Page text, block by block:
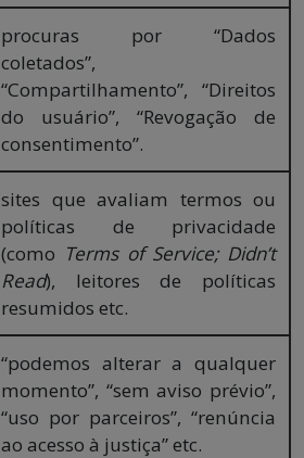
procuras por “Dados
coletados”,
“Compartilhamento”, “Direitos
do usuário”, “Revogação de
consentimento”.
sites que avaliam termos ou
políticas de privacidade
(como Terms of Service; Didn’t
Read), leitores de políticas
resumidos etc.
“podemos alterar a qualquer
momento”, “sem aviso prévio”,
“uso por parceiros”, “renúncia
ao acesso à justiça” etc.